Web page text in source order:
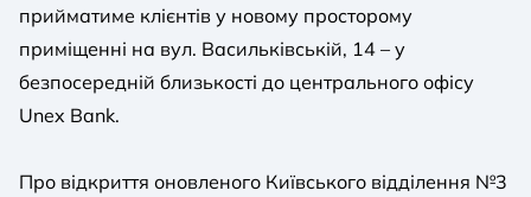
прийматиме клієнтів у новому просторому
приміщенні на вул. Васильківській, 14 – у
безпосередній близькості до центрального офісу
Unex Bank.
Про відкриття оновленого Київського відділення №3